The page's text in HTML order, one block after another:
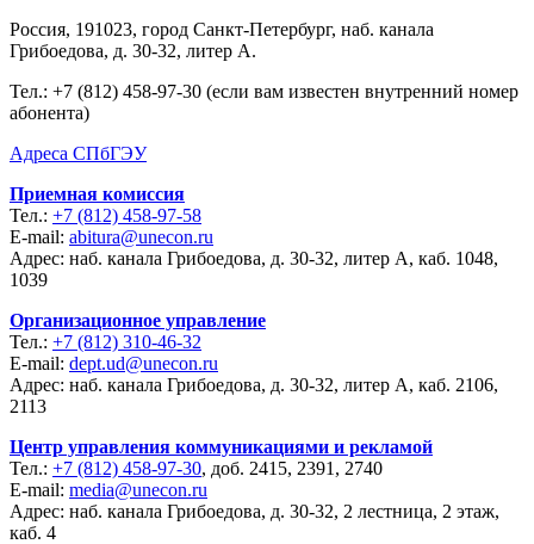
Россия, 191023, город Санкт-Петербург, наб. канала
Грибоедова, д. 30-32, литер А.
Тел.: +7 (812) 458-97-30 (если вам известен внутренний номер
абонента)
Адреса СПбГЭУ
Приемная комиссия
Тел.: +7 (812) 458-97-58
E-mail: abitura@unecon.ru
Адрес: наб. канала Грибоедова, д. 30-32, литер А, каб. 1048,
1039
Организационное управление
Тел.: +7 (812) 310-46-32
E-mail: dept.ud@unecon.ru
Адрес: наб. канала Грибоедова, д. 30-32, литер А, каб. 2106,
2113
Центр управления коммуникациями и рекламой
Тел.: +7 (812) 458-97-30, доб. 2415, 2391, 2740
E-mail: media@unecon.ru
Адрес: наб. канала Грибоедова, д. 30-32, 2 лестница, 2 этаж,
каб. 4